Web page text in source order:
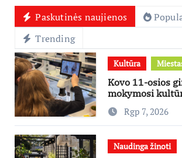
Paskutinės naujienos
Trending
Kultūra
Kovo 11-osios
mokymosi
kaupimo – prie
taikymo
Rgp 7, 2026
Naudinga žinoti